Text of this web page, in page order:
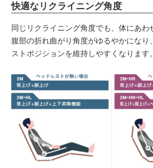
快適なリクライニング角度
同じリクライニング角度でも、体にあわ
腹部の折れ曲がり角度がゆるやかになり
ストポジションを維持しやすくなります。